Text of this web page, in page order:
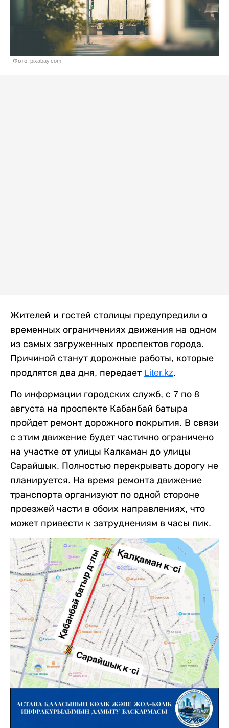
Фото: pixabay.com
Жителей и гостей столицы предупредили о
временных ограничениях движения на одном
из самых загруженных проспектов города.
Причиной станут дорожные работы, которые
продлятся два дня, передает Liter.kz.
По информации городских служб, с 7 по 8
августа на проспекте Кабанбай батыра
пройдет ремонт дорожного покрытия. В связи
с этим движение будет частично ограничено
на участке от улицы Калкаман до улицы
Сарайшык. Полностью перекрывать дорогу не
планируется. На время ремонта движение
транспорта организуют по одной стороне
проезжей части в обоих направлениях, что
может привести к затруднениям в часы пик.